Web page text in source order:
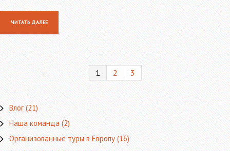
ЧИТАТЬ ДАЛЕЕ
1 2 3
Влог(21)
Наша команда(2)
Организованные туры в Европу(16)